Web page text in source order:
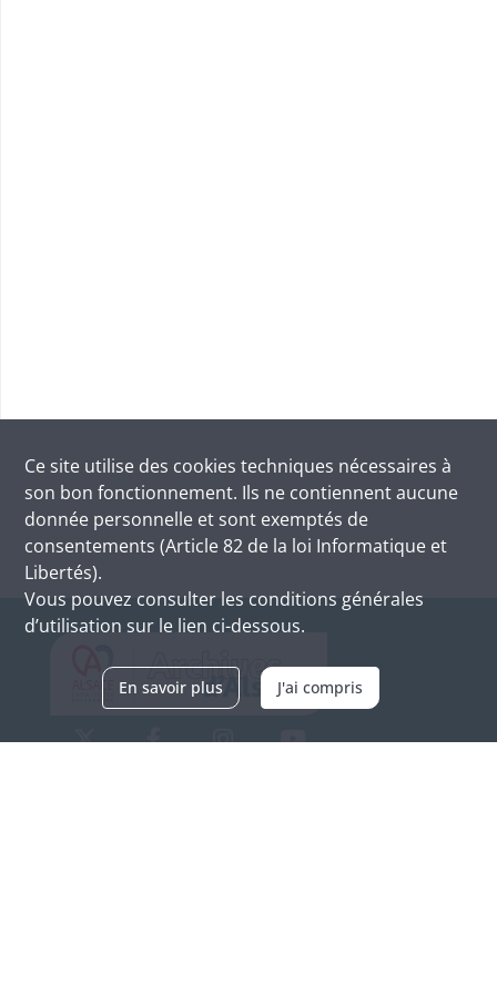
Ce site utilise des cookies techniques nécessaires à
son bon fonctionnement. Ils ne contiennent aucune
donnée personnelle et sont exemptés de
consentements (Article 82 de la loi Informatique et
Libertés).
Vous pouvez consulter les conditions générales
d’utilisation sur le lien ci-dessous.
En savoir plus J'ai compris